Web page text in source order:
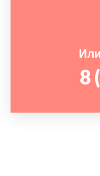
8